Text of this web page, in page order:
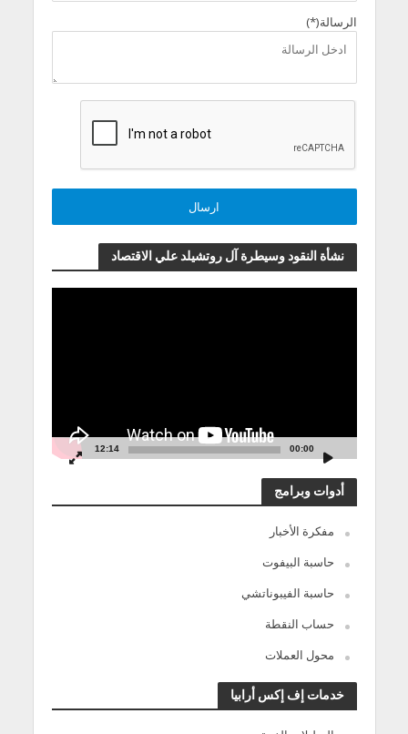
الرسالة(*)
نشأة النقود وسيطرة آل روتشيلد علي الاقتصاد
00:00
12:14
أدوات وبرامج
مفكرة الأخبار
حاسبة البيفوت
حاسبة الفيبوناتشي
حساب النقطة
محول العملات
خدمات إف إكس أرابيا